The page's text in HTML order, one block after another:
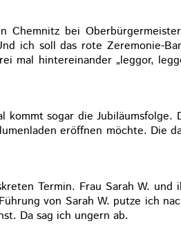
bei
ich soll das rote Zeremonie-
mal hintereinander „leggor,
kommt sogar die Jubiläumsfolge.
eröffnen möchte. Die
Termin. Frau Sarah W. und
von Sarah W. putze ich
Da sag ich ungern ab.